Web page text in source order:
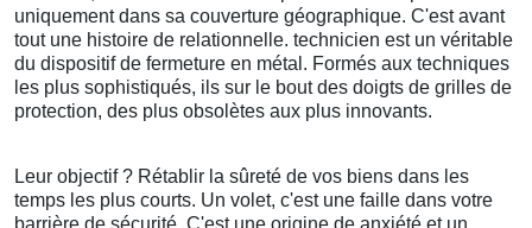
uniquement dans sa couverture géographique. C'est avant
tout une histoire de relationnelle. technicien est un véritable
du dispositif de fermeture en métal. Formés aux techniques
les plus sophistiqués, ils sur le bout des doigts de grilles de
protection, des plus obsolètes aux plus innovants.
Leur objectif ? Rétablir la sûreté de vos biens dans les
temps les plus courts. Un volet, c'est une faille dans votre